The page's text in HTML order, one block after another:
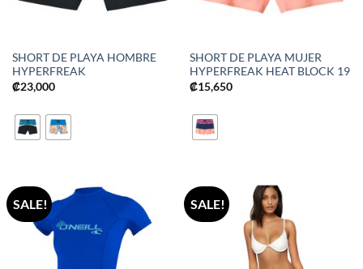
SHORT DE PLAYA HOMBRE
HYPERFREAK
₡23,000
SHORT DE PLAYA MUJER
HYPERFREAK HEAT BLOCK 19
₡15,650
SALE! SALE!